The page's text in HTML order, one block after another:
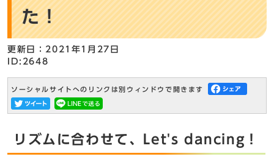
た！
更新日：2021年1月27日
ID:2648
ソーシャルサイトへのリンクは別ウィンドウで開きます
リズムに合わせて、Let's dancing！